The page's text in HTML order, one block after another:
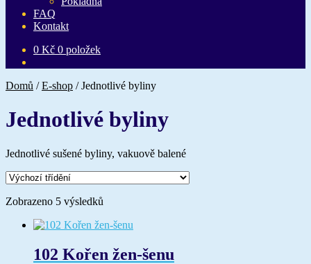
FAQ
Kontakt
0 Kč 0 položek
Domů /E-shop /Jednotlivé byliny
Jednotlivé byliny
Jednotlivé sušené byliny, vakuově balené
Zobrazeno 5 výsledků
102 Kořen žen-šenu